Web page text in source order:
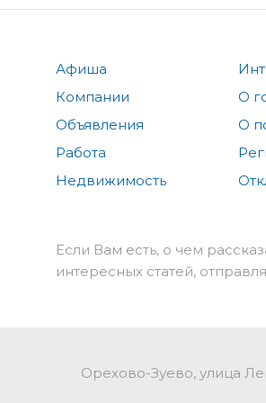
Афиша
Компании
Объявления
Работа
Недвижимость
О
О
Если Вам есть, о чем
интересных статей,
Орехово-Зуево, улица